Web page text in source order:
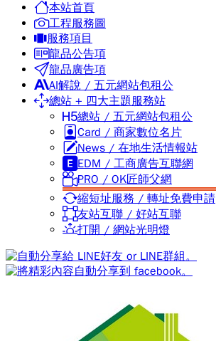
本站首頁
工程服務圖
服務項目
龍品公告項
龍品廣告項
AI解說 / 五元網站包租公
總站 + 四大主題服務站
總站 / 五元網站包租公
Card / 商家數位名片
News / 在地生活情報站
EDM / 工商廣告互聯網
PRO / OK匠師父網
縮短址服務 / 轉址免費申請
友站互聯 / 好站互聯
打開 / 網站光明燈